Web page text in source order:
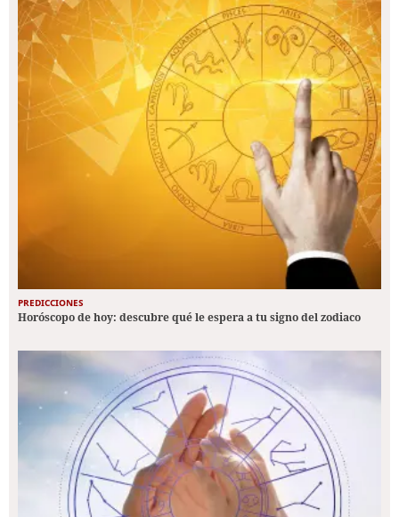
PREDICCIONES
Horóscopo de hoy: descubre qué le espera a tu signo del zodiaco